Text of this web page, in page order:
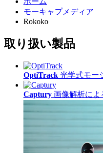
モーキャプメディア
Rokoko
取り扱い製品
OptiTrack 光学式モー
Captury 画像解析によ